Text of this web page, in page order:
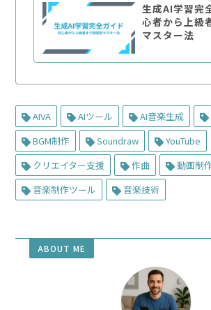
生成AI学習完
心者から上級
マスター法
AIVA AIツール AI音楽生成
BGM制作
Soundraw
YouTube
クリエイター支援
作曲
動画制
音楽制作ツール
音楽技術
ABOUT ME